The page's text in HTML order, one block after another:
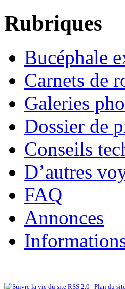
Rubriques
Bucéphale
Carnets de
Galeries
Dossier de
Conseils
D’autres
FAQ
Annonces
RSS 2.0 | Plan du